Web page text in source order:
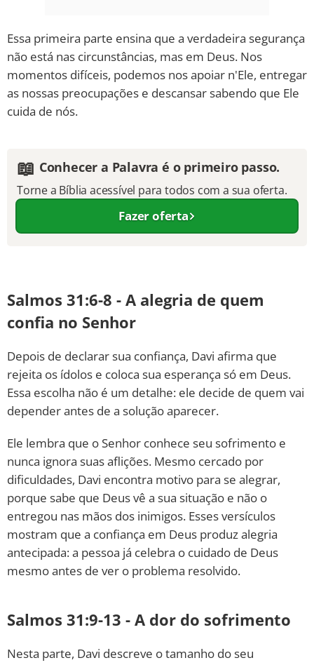
Essa primeira parte ensina que a verdadeira segurança
não está nas circunstâncias, mas em Deus. Nos
momentos difíceis, podemos nos apoiar n'Ele, entregar
as nossas preocupações e descansar sabendo que Ele
cuida de nós.
📖 Conhecer a Palavra é o primeiro passo.
Torne a Bíblia acessível para todos com a sua oferta.
Fazer oferta
Salmos 31:6-8 - A alegria de quem
confia no Senhor
Depois de declarar sua confiança, Davi afirma que
rejeita os ídolos e coloca sua esperança só em Deus.
Essa escolha não é um detalhe: ele decide de quem vai
depender antes de a solução aparecer.
Ele lembra que o Senhor conhece seu sofrimento e
nunca ignora suas aflições. Mesmo cercado por
dificuldades, Davi encontra motivo para se alegrar,
porque sabe que Deus vê a sua situação e não o
entregou nas mãos dos inimigos. Esses versículos
mostram que a confiança em Deus produz alegria
antecipada: a pessoa já celebra o cuidado de Deus
mesmo antes de ver o problema resolvido.
Salmos 31:9-13 - A dor do sofrimento
Nesta parte, Davi descreve o tamanho do seu